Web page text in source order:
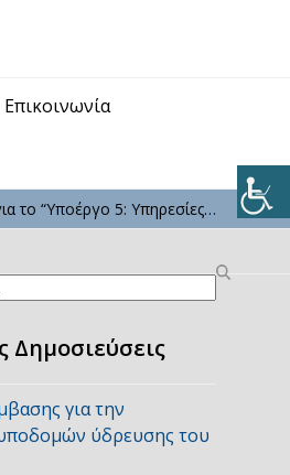
Επικοινωνία
το “Υποέργο 5: Υπηρεσίες…
Δημοσιεύσεις
για την
ύδρευσης του